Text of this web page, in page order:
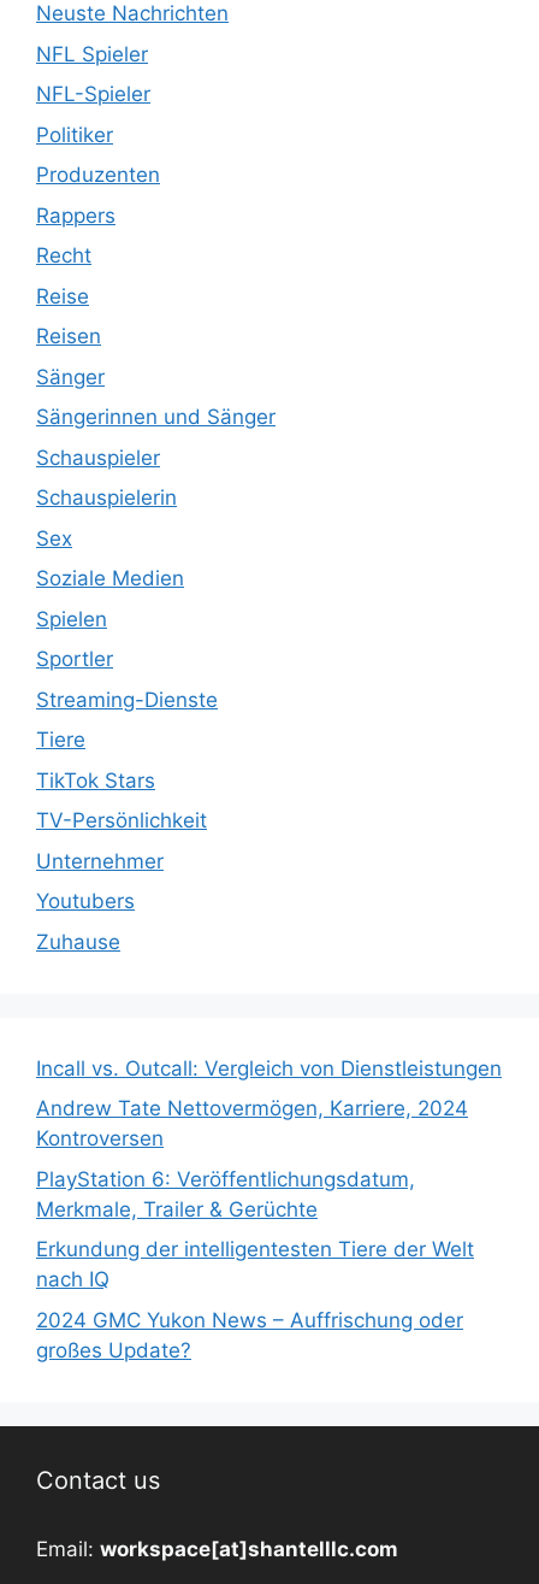
Neuste Nachrichten
NFL Spieler
NFL-Spieler
Politiker
Produzenten
Rappers
Recht
Reise
Reisen
Sänger
Sängerinnen und Sänger
Schauspieler
Schauspielerin
Sex
Soziale Medien
Spielen
Sportler
Streaming-Dienste
Tiere
TikTok Stars
TV-Persönlichkeit
Unternehmer
Youtubers
Zuhause
Incall vs. Outcall: Vergleich von Dienstleistungen
Andrew Tate Nettovermögen, Karriere, 2024
Kontroversen
PlayStation 6: Veröffentlichungsdatum,
Merkmale, Trailer & Gerüchte
Erkundung der intelligentesten Tiere der Welt
nach IQ
2024 GMC Yukon News – Auffrischung oder
großes Update?
Contact us
Email: workspace[at]shantelllc.com